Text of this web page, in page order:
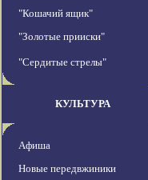
"Кошачий ящик"
"Золотые прииски"
"Сердитые стрелы"
КУЛЬТУРА
Афиша
Новые передвжиники